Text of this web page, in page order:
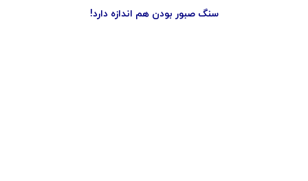
سنگ صبور بودن هم اندازه دارد!